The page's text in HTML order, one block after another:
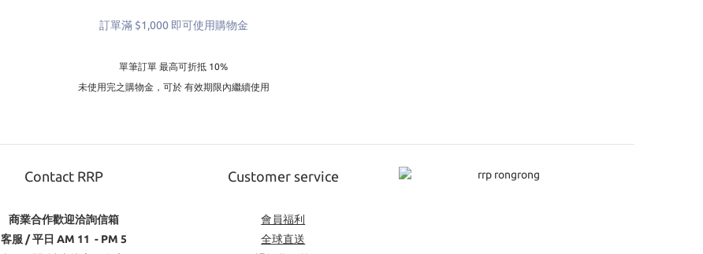
訂單滿 $1,000 即可使用購物金
單筆訂單 最高可折抵 10%
未使用完之購物金，可於 有效期限內繼續使用
Contact RRP
商業合作歡迎洽詢信箱
客服 / 平日 AM 11 - PM 5
Customer service
會員福利
全球直送